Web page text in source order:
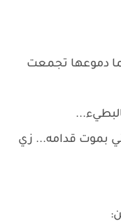
دموعها تجمعت
بموت قدامه... زي